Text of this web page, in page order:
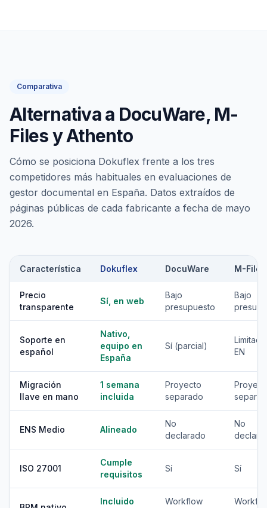
Comparativa
Alternativa a DocuWare, M-
Files y Athento
Cómo se posiciona Dokuflex frente a los tres
competidores más habituales en evaluaciones de
gestor documental en España. Datos extraídos de
páginas públicas de cada fabricante a fecha de mayo
2026.
Característica Dokuflex DocuWare M-Files
Precio
transparente
Sí, en web
Bajo
presupuesto
Bajo
Soporte en
español
Nativo,
equipo en
España
Sí (parcial)
EN
Migración
llave en mano
1 semana
incluida
Proyecto
separado
ENS Medio Alineado
No
declarado
No
ISO 27001
Cumple
requisitos
Sí Sí
Incluido
Workflow